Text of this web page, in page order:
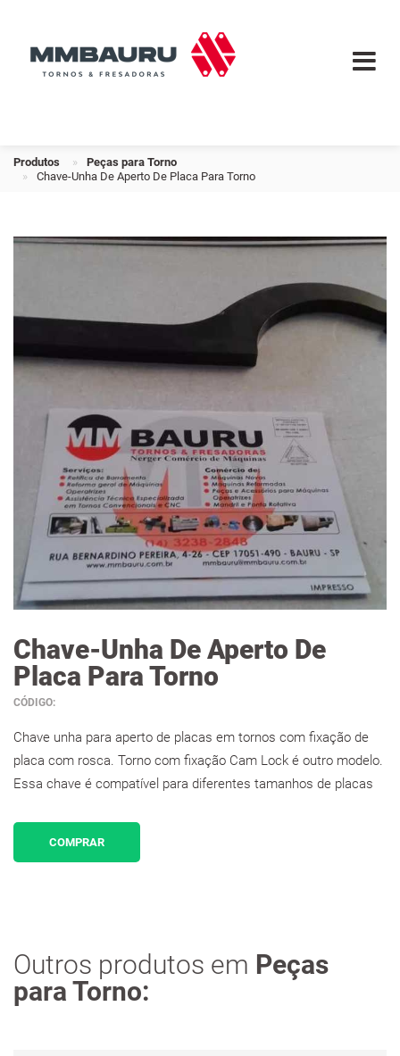
Produtos
Peças para Torno
Chave-Unha De Aperto De Placa Para Torno
Chave-Unha De Aperto De
Placa Para Torno
CÓDIGO:
Chave unha para aperto de placas em tornos com fixação de
placa com rosca. Torno com fixação Cam Lock é outro modelo.
Essa chave é compatível para diferentes tamanhos de placas
COMPRAR
Outros produtos em Peças
para Torno: